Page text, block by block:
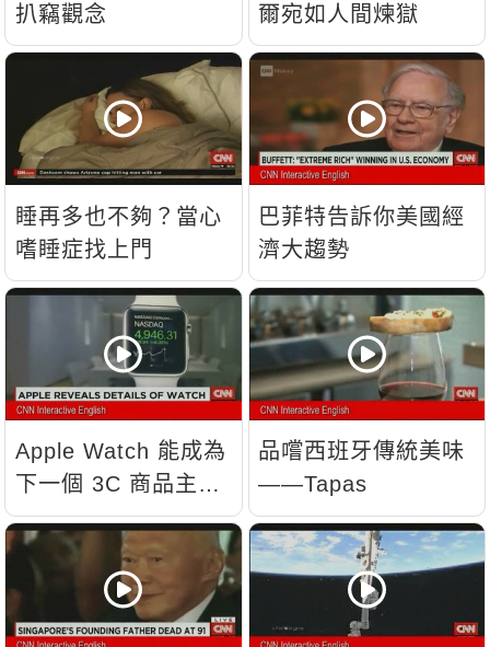
扒竊觀念
爾宛如人間煉獄
睡再多也不夠？當心
嗜睡症找上門
巴菲特告訴你美國經
濟大趨勢
Apple Watch 能成為
下一個 3C 商品主
流？
品嚐西班牙傳統美味
——Tapas